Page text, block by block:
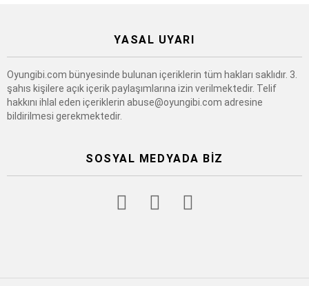
YASAL UYARI
Oyungibi.com bünyesinde bulunan içeriklerin tüm hakları saklıdır. 3.
şahıs kişilere açık içerik paylaşımlarına izin verilmektedir. Telif
hakkını ihlal eden içeriklerin abuse@oyungibi.com adresine
bildirilmesi gerekmektedir.
SOSYAL MEDYADA BIZ